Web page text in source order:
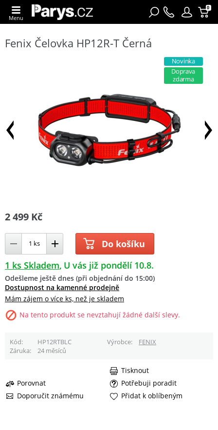
0
Menu
Fenix Čelovka HP12R-T Černá
Novinka
Doprava
zdarma
2 499 Kč
Do košíku
1 ks Skladem U vás již pondělí 10.8.
Odešleme ještě dnes (při objednání do 15:00)
Dostupnost na kamenné prodejně
Mám zájem o více ks, než je skladem
Na tento produkt se nevztahují žádné další slevy.
Kód HP12RTBLC Výrobce
FENIX
Záruka
24 měsíců
Porovnat
Potřebuji poradit
Doporučit známému
Tisknout
Přidat k oblíbeným